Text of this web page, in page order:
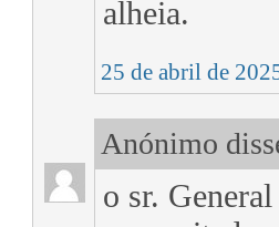
alheia.
25 de abril de
Anónimo
o sr.